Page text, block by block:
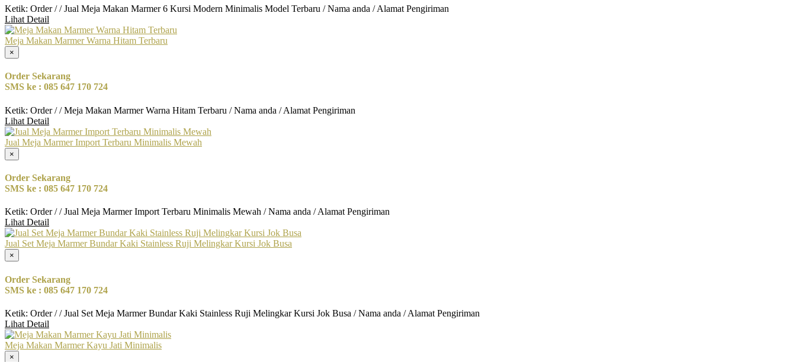
Ketik: Order / / Jual Meja Makan Marmer 6 Kursi Modern Minimalis Model Terbaru / Nama anda / Alamat Pengiriman
Lihat Detail
Meja Makan Marmer Warna Hitam Terbaru
×
Order Sekarang
SMS ke : 085 647 170 724
Ketik: Order / / Meja Makan Marmer Warna Hitam Terbaru / Nama anda / Alamat Pengiriman
Lihat Detail
Jual Meja Marmer Import Terbaru Minimalis Mewah
×
Order Sekarang
SMS ke : 085 647 170 724
Ketik: Order / / Jual Meja Marmer Import Terbaru Minimalis Mewah / Nama anda / Alamat Pengiriman
Lihat Detail
Jual Set Meja Marmer Bundar Kaki Stainless Ruji Melingkar Kursi Jok Busa
×
Order Sekarang
SMS ke : 085 647 170 724
Ketik: Order / / Jual Set Meja Marmer Bundar Kaki Stainless Ruji Melingkar Kursi Jok Busa / Nama anda / Alamat Pengiriman
Lihat Detail
Meja Makan Marmer Kayu Jati Minimalis
×